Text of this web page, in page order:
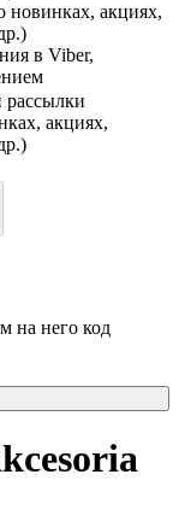
новинках, акциях,
в Viber,
акциях,
на него код